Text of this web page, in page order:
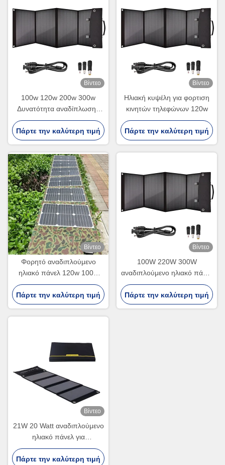
Βίντεο
100w 120w 200w 300w
Δυνατότητα αναδίπλωσης
Ηλιακών Πανελών
Πάρτε την καλύτερη τιμή
Βίντεο
Ηλιακή κυψέλη για φορτιση
κινητών τηλεφώνων 120w
Πάρτε την καλύτερη τιμή
Βίντεο
Φορητό αναδιπλούμενο
ηλιακό πάνελ 120w 100w
αναδιπλούμενο ηλιακό πάνελ
για υπαίθριες πεζοπορίες
Πάρτε την καλύτερη τιμή
Βίντεο
100W 220W 300W
αναδιπλούμενο ηλιακό πάνελ
Κατασκηνώσεις πεζοπορία
Ηλιακό πάνελ για λάπτοπ
Πάρτε την καλύτερη τιμή
Βίντεο
21W 20 Watt αναδιπλούμενο
ηλιακό πάνελ για
κατασκήνωση και κινητή
φόρτιση ROHS
Πάρτε την καλύτερη τιμή